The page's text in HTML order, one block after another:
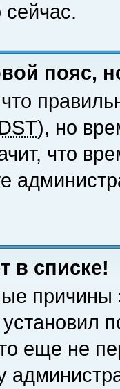
сейчас.
пояс,
), но
что
в списке!
причины
еще не